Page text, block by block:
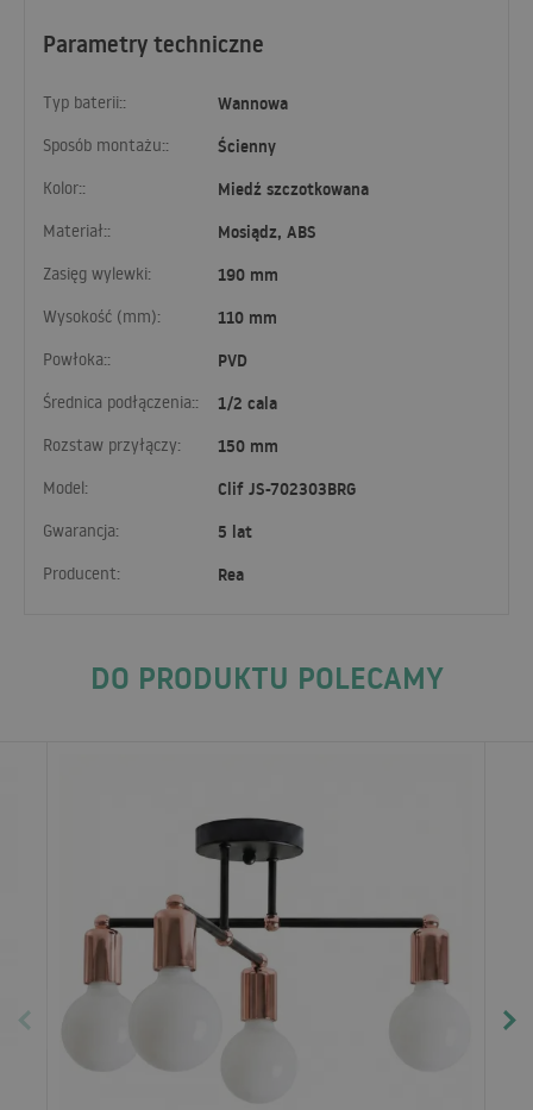
Parametry techniczne
Typ baterii:: Wannowa
Sposób montażu:: Ścienny
Kolor:: Miedź szczotkowana
Materiał:: Mosiądz, ABS
Zasięg wylewki: 190 mm
Wysokość (mm): 110 mm
Powłoka:: PVD
Średnica podłączenia:: 1/2 cala
Rozstaw przyłączy: 150 mm
Model: Clif JS-702303BRG
Gwarancja: 5 lat
Producent: Rea
DO PRODUKTU POLECAMY